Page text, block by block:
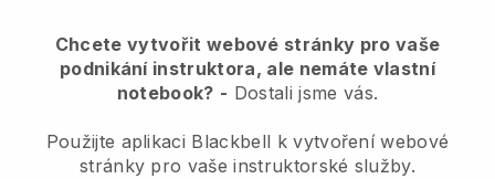
Chcete vytvořit webové stránky pro vaše
podnikání instruktora, ale nemáte vlastní
notebook? - Dostali jsme vás.
Použijte aplikaci Blackbell k vytvoření webové
stránky pro vaše instruktorské služby.